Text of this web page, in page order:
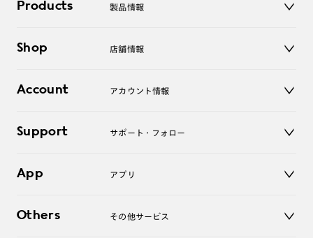
Products 製品情報
サングラス
コンタクトレンズ
アクセサリー
Shop 店舗情報
オンラインショップ
Account アカウント情報
ログアウト
Support サポート・フォロー
よくあるご質問
お問い合わせ
App アプリ
Others その他サービス